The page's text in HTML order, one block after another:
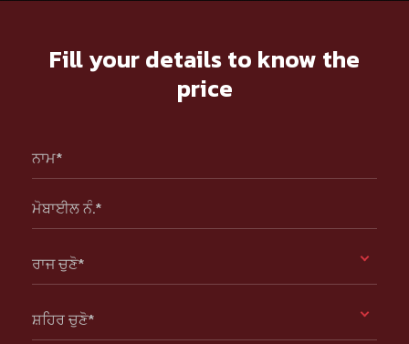
Fill your details to know the
price
ਨਾਮ*
ਮੋਬਾਈਲ ਨੰ.*
ਰਾਜ ਚੁਣੋ*
ਸ਼ਹਿਰ ਚੁਣੋ*